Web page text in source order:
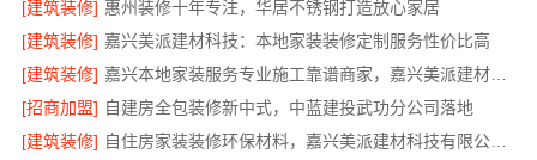
[建筑装修] 惠州装修十年专注，华居不锈钢打造放心家居
[建筑装修] 嘉兴美派建材科技：本地家装装修定制服务性价比高
[建筑装修]
嘉兴本地家装服务专业施工靠谱商家，嘉兴美派建材科技有限公司自有班组
[招商加盟] 自建房全包装修新中式，中蓝建投武功分公司落地
[建筑装修]
自住房家装装修环保材料，嘉兴美派建材科技有限公司绿色建材优选